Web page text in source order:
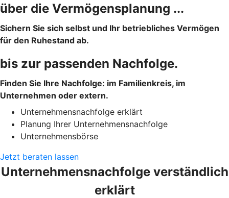
über die Vermögensplanung ...
Sichern Sie sich selbst und Ihr betriebliches Vermögen
für den Ruhestand ab.
bis zur passenden Nachfolge.
Finden Sie Ihre Nachfolge: im Familienkreis, im
Unternehmen oder extern.
Unternehmensnachfolge erklärt
Planung Ihrer Unternehmensnachfolge
Unternehmensbörse
Jetzt beraten lassen
Unternehmensnachfolge verständlich
erklärt